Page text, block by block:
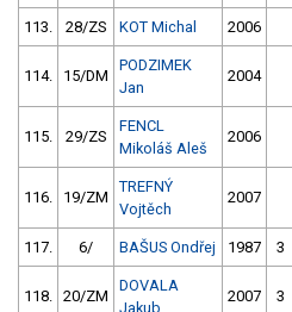
113. 28/ZS KOT Michal 2006
114. 15/DM
PODZIMEK
Jan
2004
115. 29/ZS
FENCL
Mikoláš Aleš
2006
116. 19/ZM
TREFNÝ
Vojtěch
2007
117. 6/ BAŠUS Ondřej 1987 3
118. 20/ZM
DOVALA
Jakub
2007 3